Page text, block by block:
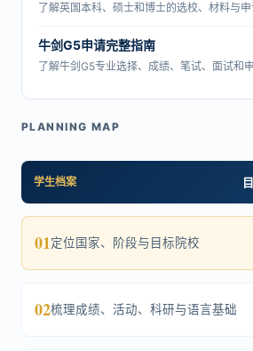
了解英国本科、硕士和博士的选校、材料与申
牛剑G5申请完整指南
了解牛剑G5专业选择、成绩、笔试、面试和申
PLANNING MAP
学生档案
01定位国家、阶段与目标院校
02梳理成绩、活动、科研与语言基础